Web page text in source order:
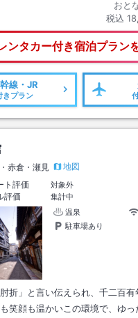
おと
税込
ンタカー付き宿泊プラン
線・JR
きプラン
赤倉・瀬見
地図
ト評価
対象外
評価
集計中
温泉
駐車場あり
肘折」と言い伝えられ、千二百
笑顔も温かいこの環境で、ゆっ